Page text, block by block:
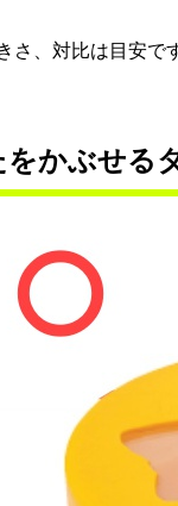
さ、対比は目安で
かぶせる